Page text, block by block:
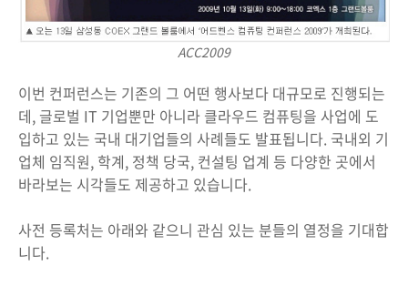
ACC2009
이번 컨퍼런스는 기존의 그 어떤 행사보다 대규모로 진행되는
데, 글로벌 IT 기업뿐만 아니라 클라우드 컴퓨팅을 사업에 도
입하고 있는 국내 대기업들의 사례들도 발표됩니다. 국내외 기
업체 임직원, 학계, 정책 당국, 컨설팅 업계 등 다양한 곳에서
바라보는 시각들도 제공하고 있습니다.
사전 등록처는 아래와 같으니 관심 있는 분들의 열정을 기대합
니다.